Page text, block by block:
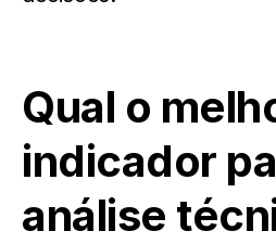
Qual o
indicador
análise